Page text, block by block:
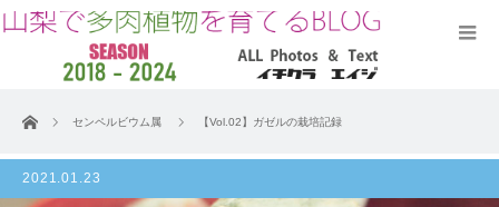
ホーム センペルビウム属 【Vol.02】ガゼルの栽培記録
2021.01.23